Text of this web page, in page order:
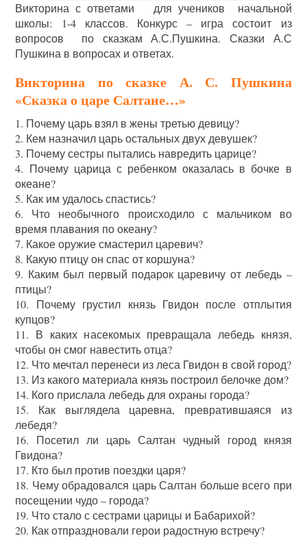
Викторина с ответами для учеников начальной
школы: 1-4 классов. Конкурс – игра состоит из
вопросов по сказкам А.С.Пушкина. Сказки А.С
Пушкина в вопросах и ответах.
Викторина по сказке А. С. Пушкина
«Сказка о царе Салтане…»
1. Почему царь взял в жены третью девицу?
2. Кем назначил царь остальных двух девушек?
3. Почему сестры пытались навредить царице?
4. Почему царица с ребенком оказалась в бочке в
океане?
5. Как им удалось спастись?
6. Что необычного происходило с мальчиком во
время плавания по океану?
7. Какое оружие смастерил царевич?
8. Какую птицу он спас от коршуна?
9. Каким был первый подарок царевичу от лебедь –
птицы?
10. Почему грустил князь Гвидон после отплытия
купцов?
11. В каких насекомых превращала лебедь князя,
чтобы он смог навестить отца?
12. Что мечтал перенеси из леса Гвидон в свой город?
13. Из какого материала князь построил белочке дом?
14. Кого прислала лебедь для охраны города?
15. Как выглядела царевна, превратившаяся из
лебедя?
16. Посетил ли царь Салтан чудный город князя
Гвидона?
17. Кто был против поездки царя?
18. Чему обрадовался царь Салтан больше всего при
посещении чудо – города?
19. Что стало с сестрами царицы и Бабарихой?
20. Как отпраздновали герои радостную встречу?